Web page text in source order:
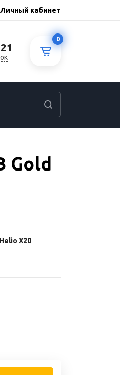
Личный кабинет
0
Gold
X20